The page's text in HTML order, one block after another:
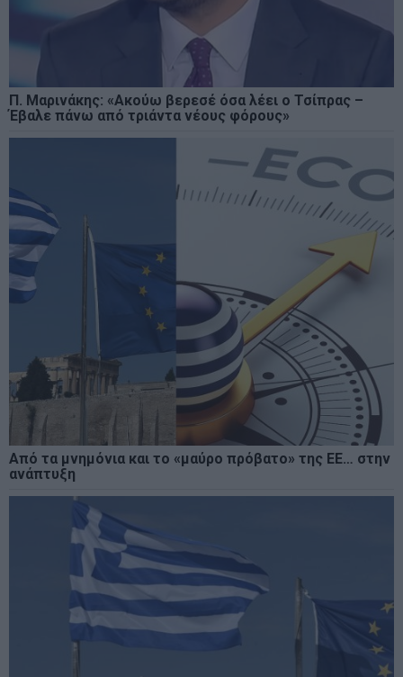
Π. Μαρινάκης: «Ακούω βερεσέ όσα λέει ο Τσίπρας –
Έβαλε πάνω από τριάντα νέους φόρους»
Από τα μνημόνια και το «μαύρο πρόβατο» της ΕΕ… στην
ανάπτυξη